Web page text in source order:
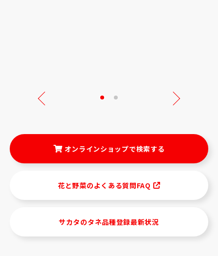
Next
オンラインショップで検索する
花と野菜のよくある質問FAQ
サカタのタネ品種登録最新状況